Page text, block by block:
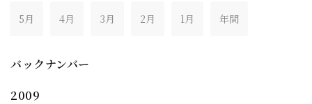
5月 4月 3月 2月 1月 年間
バックナンバー
2009